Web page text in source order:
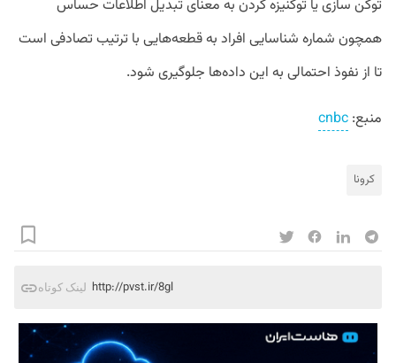
توکن سازی یا توکنیزه کردن به معنای تبدیل اطلاعات حساس
همچون شماره‌ شناسایی افراد به قطعه‌هایی با ترتیب تصادفی است
تا از نفوذ احتمالی به این داده‌ها جلوگیری شود.
منبع: cnbc
کرونا
لینک کوتاه http://pvst.ir/8gl